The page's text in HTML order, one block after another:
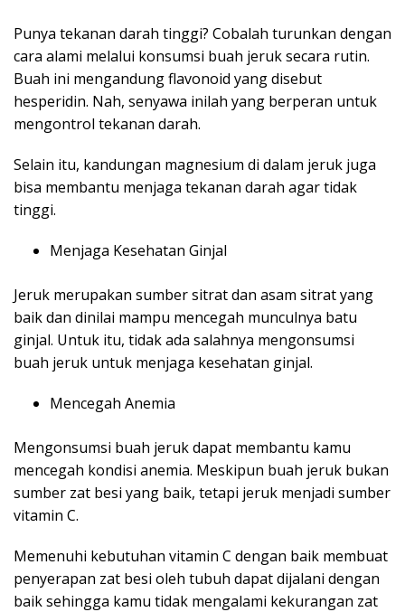
Punya tekanan darah tinggi? Cobalah turunkan dengan
cara alami melalui konsumsi buah jeruk secara rutin.
Buah ini mengandung flavonoid yang disebut
hesperidin. Nah, senyawa inilah yang berperan untuk
mengontrol tekanan darah.
Selain itu, kandungan magnesium di dalam jeruk juga
bisa membantu menjaga tekanan darah agar tidak
tinggi.
Menjaga Kesehatan Ginjal
Jeruk merupakan sumber sitrat dan asam sitrat yang
baik dan dinilai mampu mencegah munculnya batu
ginjal. Untuk itu, tidak ada salahnya mengonsumsi
buah jeruk untuk menjaga kesehatan ginjal.
Mencegah Anemia
Mengonsumsi buah jeruk dapat membantu kamu
mencegah kondisi anemia. Meskipun buah jeruk bukan
sumber zat besi yang baik, tetapi jeruk menjadi sumber
vitamin C.
Memenuhi kebutuhan vitamin C dengan baik membuat
penyerapan zat besi oleh tubuh dapat dijalani dengan
baik sehingga kamu tidak mengalami kekurangan zat